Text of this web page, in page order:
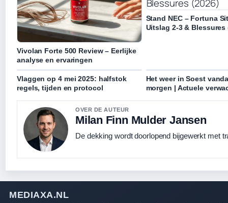
Vivolan Forte 500 Review – Eerlijke
analyse en ervaringen
Stand NEC – Fortuna
Uitslag 2-3 & Blessures
Vlaggen op 4 mei 2025: halfstok
regels, tijden en protocol
Het weer in Soest
morgen | Actuele
OVER DE AUTEUR
Milan Finn Mulder Jansen
De dekking wordt doorlopend bijgewerkt met
MEDIAXA.NL